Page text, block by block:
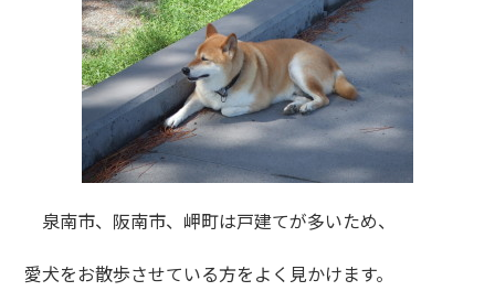
泉南市、阪南市、岬町は戸建てが多いため、
愛犬をお散歩させている方をよく見かけます。